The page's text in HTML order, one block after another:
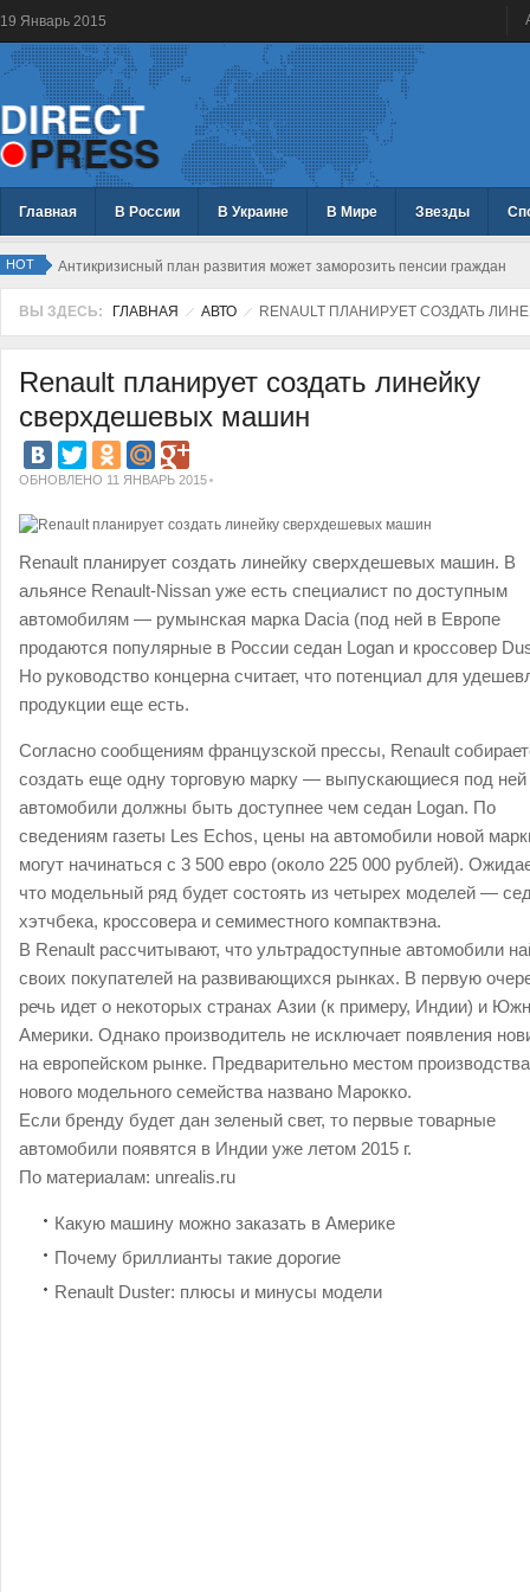
19 Январь 2015
Главная В России В Украине В Мире Звезды
HOT Антикризисный план развития может заморозить пенсии граждан
ВЫ ЗДЕСЬ: ГЛАВНАЯ АВТО RENAULT ПЛАНИРУЕТ СОЗДАТЬ
Renault планирует создать линейку
сверхдешевых машин
ОБНОВЛЕНО 11 ЯНВАРЬ 2015
Renault планирует создать линейку сверхдешевых машин. В
альянсе Renault-Nissan уже есть специалист по доступным
автомобилям — румынская марка Dacia (под ней в Европе
продаются популярные в России седан Logan и кроссовер
Но руководство концерна считает, что потенциал для
продукции еще есть.
Согласно сообщениям французской прессы, Renault
создать еще одну торговую марку — выпускающиеся под ней
автомобили должны быть доступнее чем седан Logan. По
сведениям газеты Les Echos, цены на автомобили новой
могут начинаться с 3 500 евро (около 225 000 рублей).
что модельный ряд будет состоять из четырех моделей —
хэтчбека, кроссовера и семиместного компактвэна.
В Renault рассчитывают, что ультрадоступные автомобили
своих покупателей на развивающихся рынках. В первую
речь идет о некоторых странах Азии (к примеру, Индии) и
Америки. Однако производитель не исключает появления
на европейском рынке. Предварительно местом производства
нового модельного семейства названо Марокко.
Если бренду будет дан зеленый свет, то первые товарные
автомобили появятся в Индии уже летом 2015 г.
По материалам: unrealis.ru
Какую машину можно заказать в Америке
Почему бриллианты такие дорогие
Renault Duster: плюсы и минусы модели